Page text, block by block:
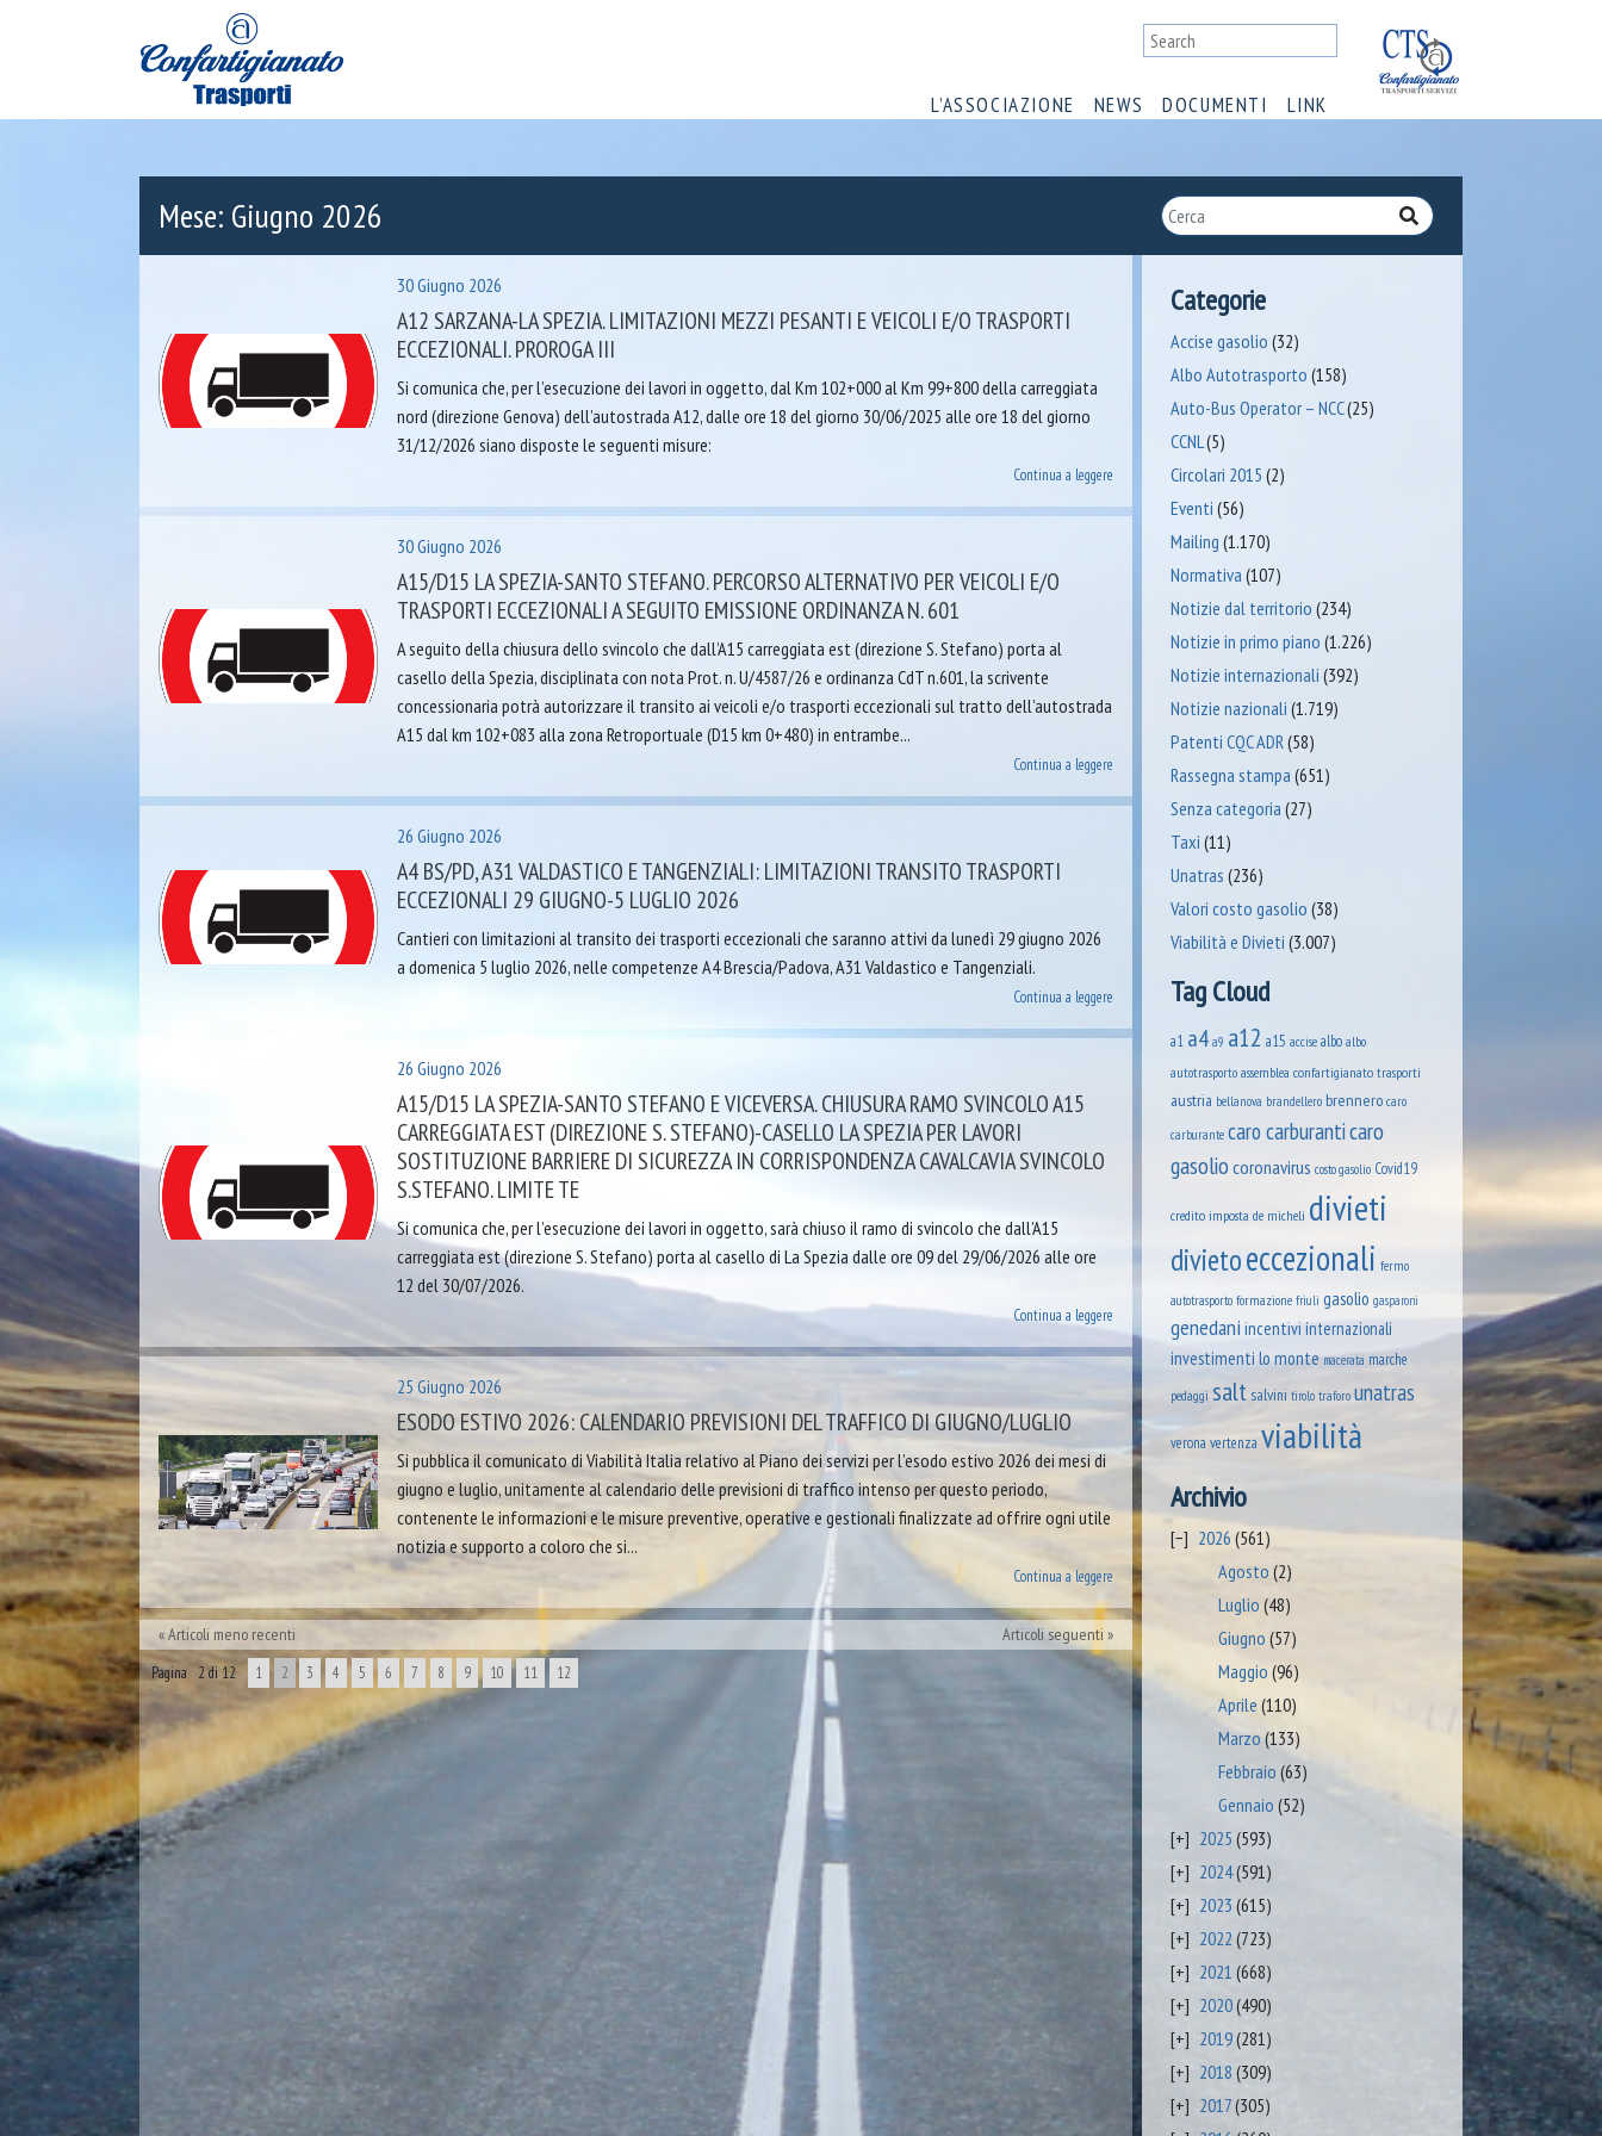
L’ASSOCIAZIONE NEWS DOCUMENTI LINK
Mese: Giugno 2026
30 Giugno 2026
A12 SARZANA-LA SPEZIA. LIMITAZIONI MEZZI PESANTI E VEICOLI E/O TRASPORTI
ECCEZIONALI. PROROGA III
Si comunica che, per l’esecuzione dei lavori in oggetto, dal Km 102+000 al Km 99+800 della carreggiata
nord (direzione Genova) dell’autostrada A12, dalle ore 18 del giorno 30/06/2025 alle ore 18 del giorno
31/12/2026 siano disposte le seguenti misure:
Continua a leggere
30 Giugno 2026
A15/D15 LA SPEZIA-SANTO STEFANO. PERCORSO ALTERNATIVO PER VEICOLI E/O
TRASPORTI ECCEZIONALI A SEGUITO EMISSIONE ORDINANZA N. 601
A seguito della chiusura dello svincolo che dall’A15 carreggiata est (direzione S. Stefano) porta al
casello della Spezia, disciplinata con nota Prot. n. U/4587/26 e ordinanza CdT n.601, la scrivente
concessionaria potrà autorizzare il transito ai veicoli e/o trasporti eccezionali sul tratto dell’autostrada
A15 dal km 102+083 alla zona Retroportuale (D15 km 0+480) in entrambe...
Continua a leggere
26 Giugno 2026
A4 BS/PD, A31 VALDASTICO E TANGENZIALI: LIMITAZIONI TRANSITO TRASPORTI
ECCEZIONALI 29 GIUGNO-5 LUGLIO 2026
Cantieri con limitazioni al transito dei trasporti eccezionali che saranno attivi da lunedì 29 giugno 2026
a domenica 5 luglio 2026, nelle competenze A4 Brescia/Padova, A31 Valdastico e Tangenziali.
Continua a leggere
26 Giugno 2026
A15/D15 LA SPEZIA-SANTO STEFANO E VICEVERSA. CHIUSURA RAMO SVINCOLO A15
CARREGGIATA EST (DIREZIONE S. STEFANO)-CASELLO LA SPEZIA PER LAVORI
SOSTITUZIONE BARRIERE DI SICUREZZA IN CORRISPONDENZA CAVALCAVIA SVINCOLO
S.STEFANO. LIMITE TE
Si comunica che, per l’esecuzione dei lavori in oggetto, sarà chiuso il ramo di svincolo che dall’A15
carreggiata est (direzione S. Stefano) porta al casello di La Spezia dalle ore 09 del 29/06/2026 alle ore
12 del 30/07/2026.
Continua a leggere
25 Giugno 2026
ESODO ESTIVO 2026: CALENDARIO PREVISIONI DEL TRAFFICO DI GIUGNO/LUGLIO
Si pubblica il comunicato di Viabilità Italia relativo al Piano dei servizi per l’esodo estivo 2026 dei mesi di
giugno e luglio, unitamente al calendario delle previsioni di traffico intenso per questo periodo,
contenente le informazioni e le misure preventive, operative e gestionali finalizzate ad offrire ogni utile
notizia e supporto a coloro che si...
Continua a leggere
Articoli meno recenti Articoli seguenti
Pagina 2 di 12 1 2 3 4 5 6 7 8 9 10 11 12
Categorie
Accise gasolio (32)
Albo Autotrasporto (158)
Auto-Bus Operator – NCC(25)
CCNL(5)
Circolari 2015 (2)
Eventi (56)
Mailing (1.170)
Normativa (107)
Notizie dal territorio (234)
Notizie in primo piano (1.226)
Notizie internazionali (392)
Notizie nazionali (1.719)
Patenti CQC ADR(58)
Rassegna stampa (651)
Senza categoria (27)
Taxi (11)
Unatras (236)
Valori costo gasolio (38)
Viabilità e Divieti (3.007)
Tag Cloud
a1 a4 a9 a12 a15 accise albo albo
autotrasporto assemblea confartigianato trasporti
austria bellanova brandellero brennero caro
carburante caro carburanticaro
gasoliocoronavirus costo gasolio Covid19
credito imposta de micheli divieti
divietoeccezionali fermo
autotrasporto formazione friuli gasolio gasparoni
genedani incentivi internazionali
investimenti lo monte macerata marche
pedaggi saltsalvini tirolo traforo unatras
verona vertenza viabilità
Archivio
2026 (561)
Agosto (2)
Luglio (48)
Giugno (57)
Maggio (96)
Aprile (110)
Marzo (133)
Febbraio (63)
Gennaio (52)
2025 (593)
2024(591)
2023 (615)
2022 (723)
2021 (668)
2020(490)
2019(281)
2018 (309)
2017(305)